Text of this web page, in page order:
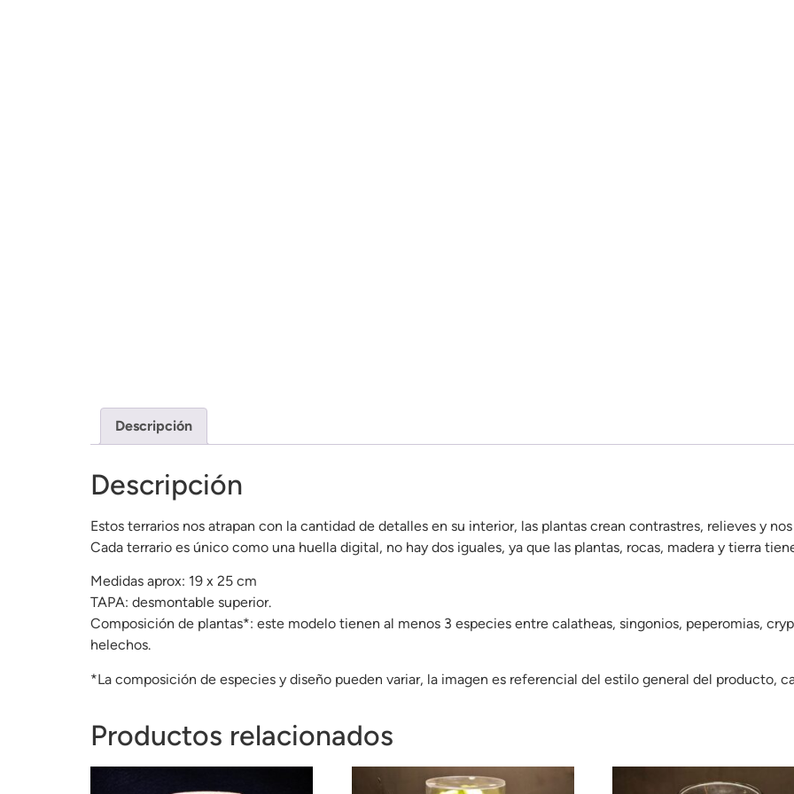
Descripción
Descripción
Estos terrarios nos atrapan con la cantidad de detalles en su interior, las plantas crean contrastres, relieves y
Cada terrario es único como una huella digital, no hay dos iguales, ya que las plantas, rocas, madera y tierra
Medidas aprox: 19 x 25 cm
TAPA: desmontable superior.
Composición de plantas*: este modelo tienen al menos 3 especies entre calatheas, singonios, peperomias,
helechos.
*La composición de especies y diseño pueden variar, la imagen es referencial del estilo general del producto,
Productos relacionados